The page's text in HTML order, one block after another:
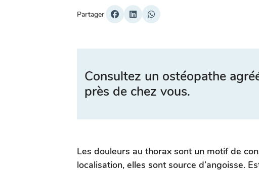
Partager
Consultez un ostéopathe
près de chez vous.
Les douleurs au thorax sont un motif de
localisation, elles sont source d’angoisse.